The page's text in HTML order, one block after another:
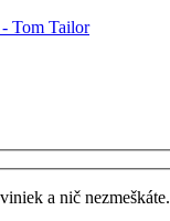
Tom Tailor
a nič nezmeškáte.